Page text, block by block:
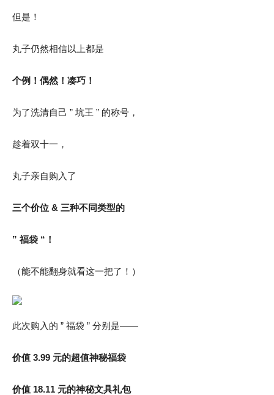
但是！
丸子仍然相信以上都是
个例！偶然！凑巧！
为了洗清自己 ” 坑王 ” 的称号，
趁着双十一，
丸子亲自购入了
三个价位 & 三种不同类型的
” 福袋 “！
（能不能翻身就看这一把了！）
此次购入的 ” 福袋 ” 分别是——
价值 3.99 元的超值神秘福袋
价值 18.11 元的神秘文具礼包